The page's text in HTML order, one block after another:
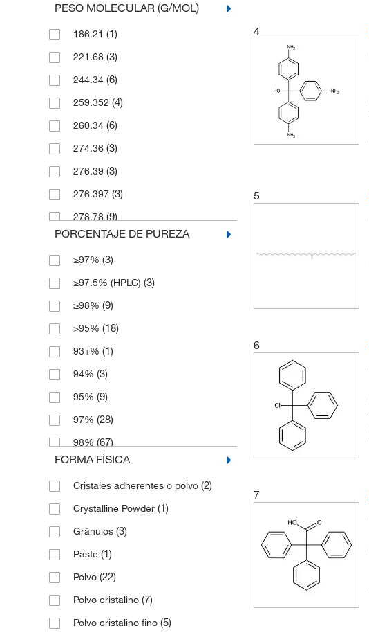
1000 g(2)
2 g(2)
2.5 g(3)
2.5 kg(2)
25 g(28)
25 mg(4)
250 g(7)
250 mg(14)
5 g(42)
5 mg(2)
(8)
50 mg(5)
500 g(8)
500 mg(4)
PESO MOLECULAR (G/MOL)
186.21 (1)
221.68 (3)
244.34 (6)
259.352 (4)
260.34 (6)
274.36 (3)
276.39 (3)
276.397 (3)
278.78 (9)
283.32(3)
288.34(3)
288.35(2)
290.36(6)
292.33(2)
294.77(3)
302.373
302.417
305.37(3)
305.38(2)
(2)
308.805 (3)
310.40(2)
313.22(2)
316.4 (2)
319.36(2)
323.22(3)
323.233(3)
PORCENTAJE DE PUREZA
≥97% (3)
≥97.5% (HPLC) (3)
≥98% (9)
>95% (18)
93+% (1)
94% (3)
95% (9)
97% (28)
98% (67)
99% (2)
99+%(3)
FORMA FÍSICA
Cristales adherentes o polvo (2)
Crystalline Powder (1)
Gránulos (3)
Paste (1)
Polvo (22)
Polvo cristalino (7)
Polvo cristalino fino (5)
4
5
6
7